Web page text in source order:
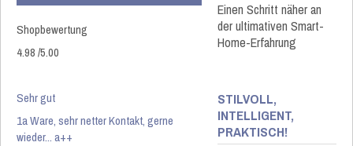
Shopbewertung
4.98/5.00
Sehr gut
1a Ware, sehr netter Kontakt, gerne
wieder... a++
Einen Schritt näher an
der ultimativen Smart-
Home-Erfahrung
STILVOLL,
INTELLIGENT,
PRAKTISCH!